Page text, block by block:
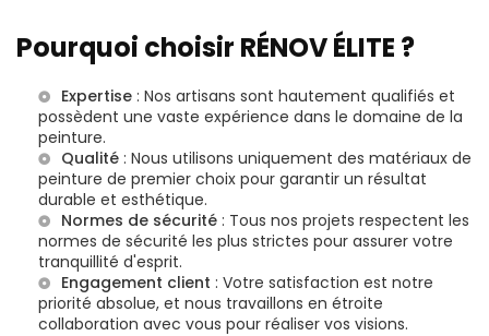
Pourquoi choisir RÉNOV ÉLITE ?
Expertise : Nos artisans sont hautement qualifiés et
possèdent une vaste expérience dans le domaine de la
peinture.
Qualité : Nous utilisons uniquement des matériaux de
peinture de premier choix pour garantir un résultat
durable et esthétique.
Normes de sécurité : Tous nos projets respectent les
normes de sécurité les plus strictes pour assurer votre
tranquillité d'esprit.
Engagement client : Votre satisfaction est notre
priorité absolue, et nous travaillons en étroite
collaboration avec vous pour réaliser vos visions.